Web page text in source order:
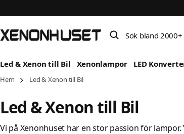
Sök bland 2000+
Led & Xenon till Bil Xenonlampor LED
Hem Led & Xenon till Bil
Led & Xenon till Bil
Vi på Xenonhuset har en stor passion för